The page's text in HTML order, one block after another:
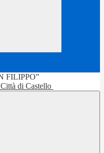
Città di Castello